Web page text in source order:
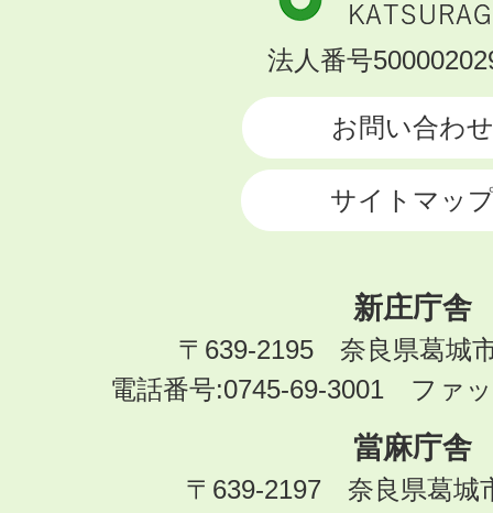
市
KATSURAGI
法人番号
お問い合わせ
サイトマッ
新庄庁舎
〒639-2195 奈良県葛城
電話番号:0745-69-3001 ファ
當麻庁舎
〒639-2197 奈良県葛城